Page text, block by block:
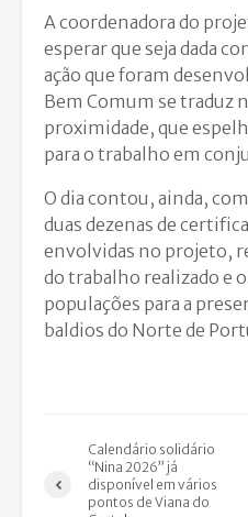
A coordenadora do
esperar que seja dada
ação que foram
Bem Comum se traduz
proximidade, que
para o trabalho em
O dia contou, ainda,
duas dezenas de
envolvidas no projeto,
do trabalho realizado e
populações para a
baldios do Norte de
Calendário solidário
“Nina 2026” já
disponível em vários
pontos de Viana do